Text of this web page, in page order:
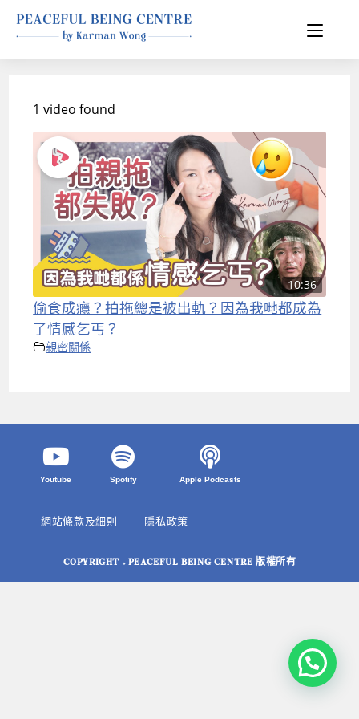
1 video found
10:36
偷食成癮？拍拖總是被出軌？因為我哋都成為
了情感乞丐？
親密關係
Youtube Spotify Apple Podcasts
網站條款及細則 隱私政策
COPYRIGHT © PEACEFUL BEING CENTRE 版權所有